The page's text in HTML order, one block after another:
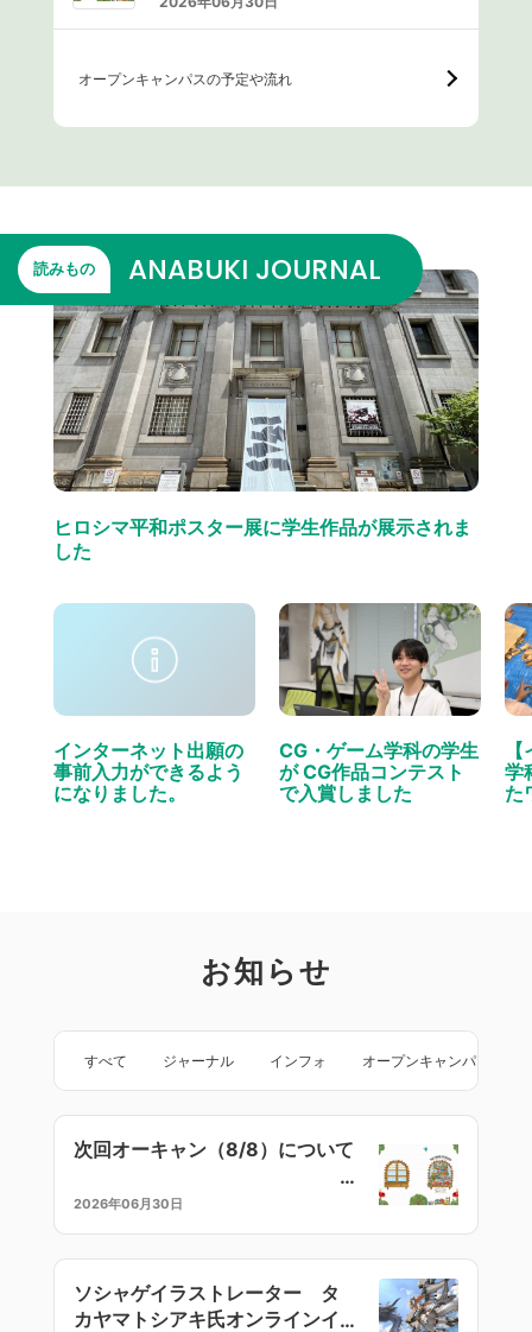
オープンキャンパスの予定や流れ
読みもの ANABUKI JOURNAL
ヒロシマ平和ポスター展に学生作品が展示されま
した
インターネット出願の
事前入力ができるよう
になりました。
CG・ゲーム学科の学生
が CG作品コンテスト
で入賞しました
学
た
お知らせ
すべて ジャーナル インフォ オープンキャンパス
次回オーキャン（8/8）について
2026年06月30日
ソシャゲイラストレーター タ
カヤマトシアキ氏オンラインイ